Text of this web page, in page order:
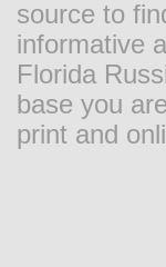
source to
informative
Florida
base you
print and